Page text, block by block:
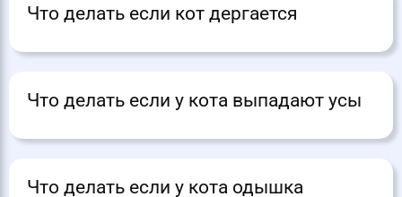
Что делать если кот дергается
Что делать если у кота выпадают усы
Что делать если у кота одышка